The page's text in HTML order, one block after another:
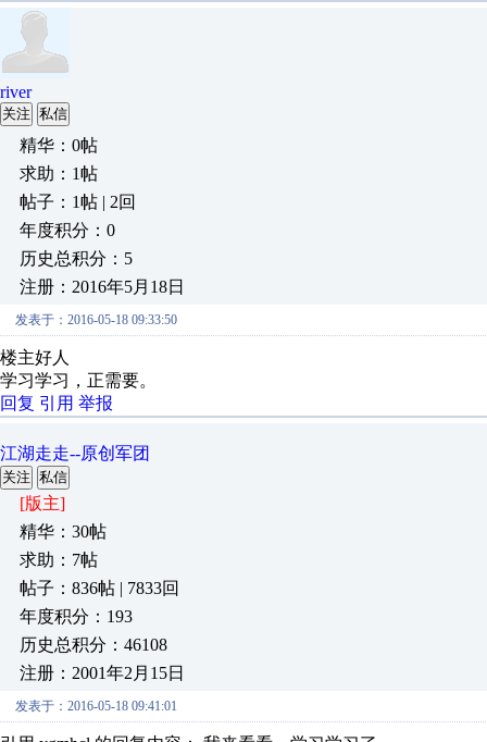
river
关注 私信
精华：0帖
求助：1帖
帖子：1帖 | 2回
年度积分：0
历史总积分：5
注册：2016年5月18日
发表于：2016-05-18 09:33:50
楼主好人
学习学习，正需要。
回复 引用 举报
江湖走走--原创军团
关注 私信
[版主]
精华：30帖
求助：7帖
帖子：836帖 | 7833回
年度积分：193
历史总积分：46108
注册：2001年2月15日
发表于：2016-05-18 09:41:01